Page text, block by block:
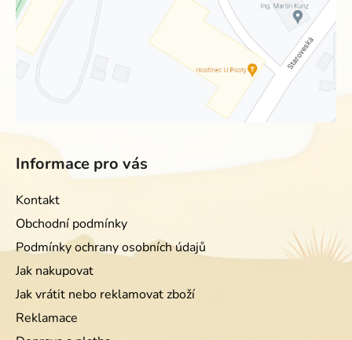
Informace pro vás
Kontakt
Obchodní podmínky
Podmínky ochrany osobních údajů
Jak nakupovat
Jak vrátit nebo reklamovat zboží
Reklamace